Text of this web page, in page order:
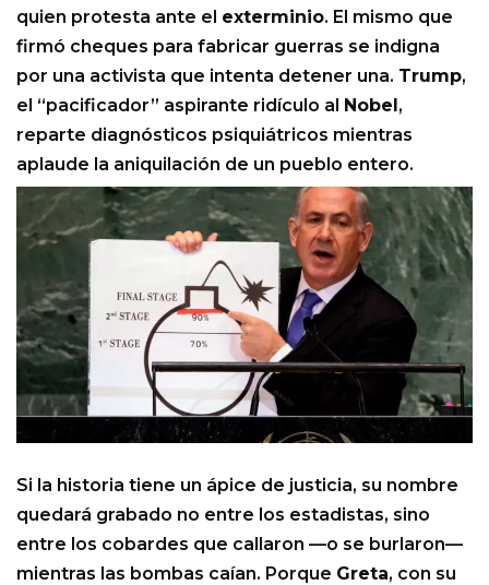
quien protesta ante el exterminio. El mismo que
firmó cheques para fabricar guerras se indigna
por una activista que intenta detener una. Trump,
el “pacificador” aspirante ridículo al
Nobel ,
reparte diagnósticos psiquiátricos mientras
aplaude la aniquilación de un pueblo entero.
Si la historia tiene un ápice de justicia, su nombre
quedará grabado no entre los estadistas, sino
entre los cobardes que callaron —o se burlaron—
mientras las bombas caían. Porque Greta, con su